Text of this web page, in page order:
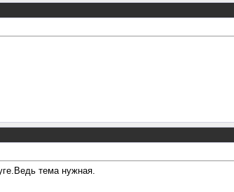
тема нужная.